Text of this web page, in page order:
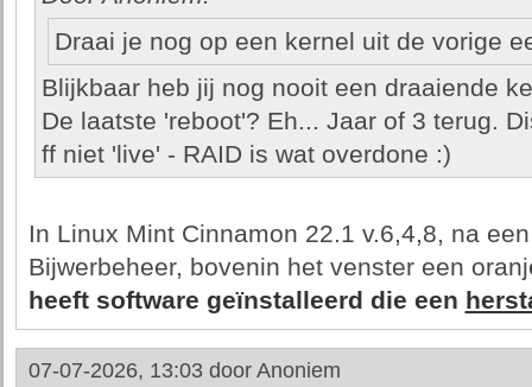
Draai je nog op een kernel uit de vorige
Blijkbaar heb jij nog nooit een draaiende
De laatste 'reboot'? Eh... Jaar of 3 terug.
ff niet 'live' - RAID is wat overdone :)
In Linux Mint Cinnamon 22.1 v.6,4,8, na
Bijwerbeheer, bovenin het venster een
heeft software geïnstalleerd die een
07-07-2026, 13:03 door Anoniem